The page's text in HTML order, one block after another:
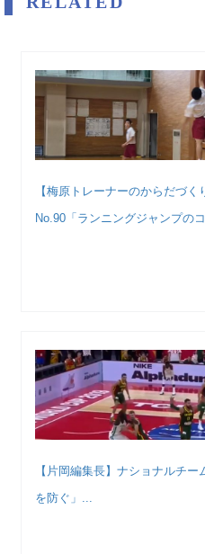
【梅原トレーナーのからだづ
No.90「ランニングジャンプの
【片岡編集長】ナショナルチ
を防ぐ」...